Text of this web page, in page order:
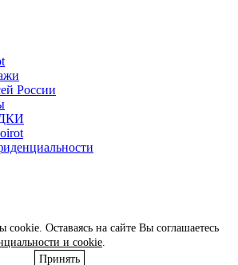
России
cookie. Оставаясь на сайте Вы соглашаетесь
и cookie.
Принять